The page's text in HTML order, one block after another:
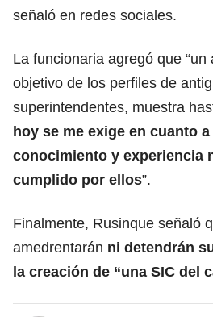
señaló en redes sociales.
La funcionaria agregó que
objetivo de los perfiles de
superintendentes, muestra
hoy se me exige en cuanto
conocimiento y experiencia
cumplido por ellos”.
Finalmente, Rusinque señaló
amedrentarán ni detendrán
la creación de “una SIC del